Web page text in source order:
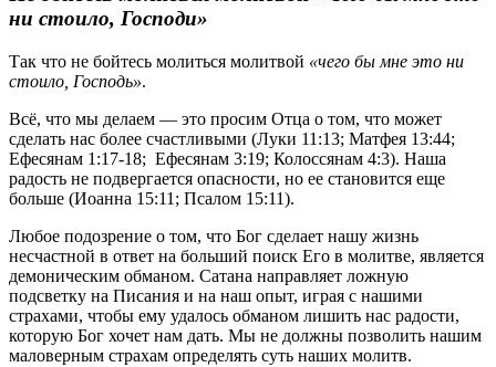
ни стоило, Господи»
Так что не бойтесь молиться молитвой «чего бы мне это ни
стоило, Господь».
Всё, что мы делаем — это просим Отца о том, что может
сделать нас более счастливыми (Луки 11:13; Матфея 13:44;
Ефесянам 1:17-18; Ефесянам 3:19; Колоссянам 4:3). Наша
радость не подвергается опасности, но ее становится еще
больше (Иоанна 15:11; Псалом 15:11).
Любое подозрение о том, что Бог сделает нашу жизнь
несчастной в ответ на больший поиск Его в молитве, является
демоническим обманом. Сатана направляет ложную
подсветку на Писания и на наш опыт, играя с нашими
страхами, чтобы ему удалось обманом лишить нас радости,
которую Бог хочет нам дать. Мы не должны позволить нашим
маловерным страхам определять суть наших молитв.